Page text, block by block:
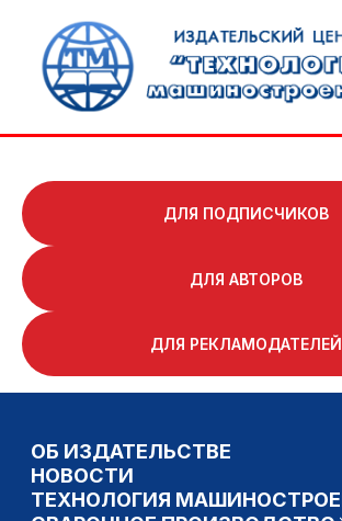
ДЛЯ ПОДПИСЧИКОВ
ДЛЯ АВТОРОВ
ДЛЯ РЕКЛАМОДАТЕЛЕЙ
ОБ ИЗДАТЕЛЬСТВЕ
НОВОСТИ
ТЕХНОЛОГИЯ МАШИНОСТРОЕНИЯ
СВАРОЧНОЕ ПРОИЗВОДСТВО
КНИГОИЗДАНИЕ